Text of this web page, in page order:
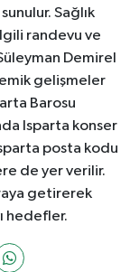
Sağlık
randevu ve
Demirel
gelişmeler
Barosu
Isparta konser
posta kodu
de yer verilir.
getirerek
hedefler.